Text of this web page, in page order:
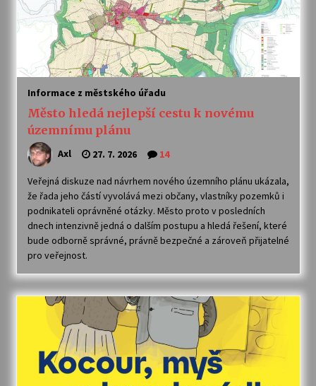
Varhanní recitál Michala Novenka v Klášteře
Želiv
3. 7. 2026
Petr Adamec – Malovaný svět
30. 6. 2026
Informace z městského úřadu
Město hledá nejlepší cestu k novému
územnímu plánu
Axl 27. 7. 2026 14
Veřejná diskuze nad návrhem nového územního plánu ukázala,
že řada jeho částí vyvolává mezi občany, vlastníky pozemků i
podnikateli oprávněné otázky. Město proto v posledních
dnech intenzivně jedná o dalším postupu a hledá řešení, které
bude odborně správné, právně bezpečné a zároveň přijatelné
pro veřejnost.